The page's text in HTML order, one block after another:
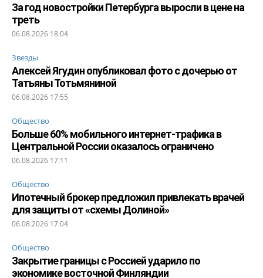
За год новостройки Петербурга выросли в цене на
треть
06.08.2026 18:04
Звезды
Алексей Ягудин опубликовал фото с дочерью от
Татьяны Тотьмяниной
06.08.2026 17:55
Общество
Больше 60% мобильного интернет-трафика в
Центральной России оказалось ограничено
06.08.2026 17:11
Общество
Ипотечный брокер предложил привлекать врачей
для защиты от «схемы Долиной»
06.08.2026 17:04
Общество
Закрытие границы с Россией ударило по
экономике восточной Финляндии